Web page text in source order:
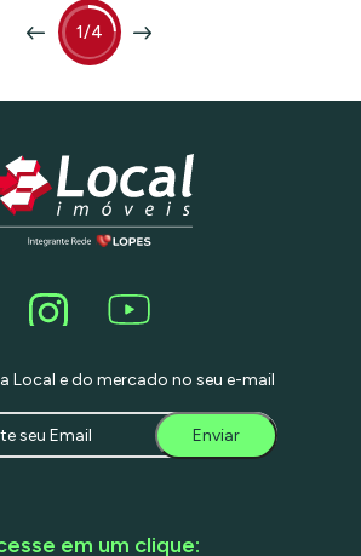
1/4
este espaço no
dos seus sonhos.
estuda permuta por imóvel
Local e do mercado no seu e-mail
Enviar
em um clique: